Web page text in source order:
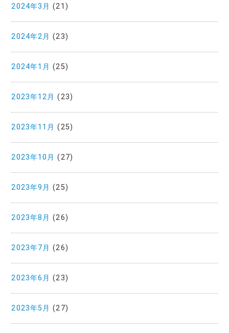
2024年3月 (21)
2024年2月 (23)
2024年1月 (25)
2023年12月 (23)
2023年11月 (25)
2023年10月 (27)
2023年9月 (25)
2023年8月 (26)
2023年7月 (26)
2023年6月 (23)
2023年5月 (27)